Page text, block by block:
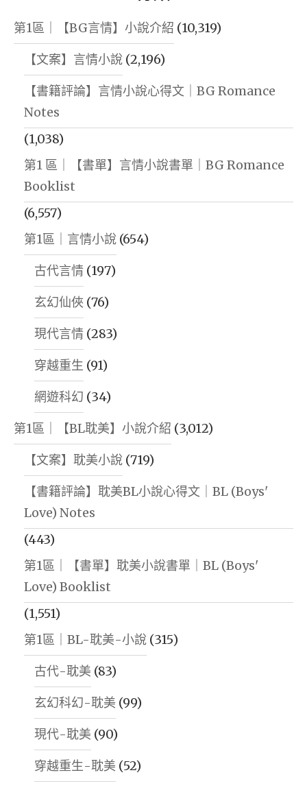
第1區｜【BG言情】小說介紹 (10,319)
【文案】言情小說 (2,196)
【書籍評論】言情小說心得文｜BG Romance
Notes
(1,038)
第1 區｜【書單】言情小說書單｜BG Romance
Booklist
(6,557)
第1區｜言情小說 (654)
古代言情 (197)
玄幻仙俠 (76)
現代言情 (283)
穿越重生 (91)
網遊科幻 (34)
第1區｜【BL耽美】小說介紹 (3,012)
【文案】耽美小說 (719)
【書籍評論】耽美BL小說心得文｜BL (Boys'
Love) Notes
(443)
第1區｜【書單】耽美小說書單｜BL (Boys'
Love) Booklist
(1,551)
第1區｜BL-耽美-小說 (315)
古代-耽美 (83)
玄幻科幻-耽美 (99)
現代-耽美 (90)
穿越重生-耽美 (52)